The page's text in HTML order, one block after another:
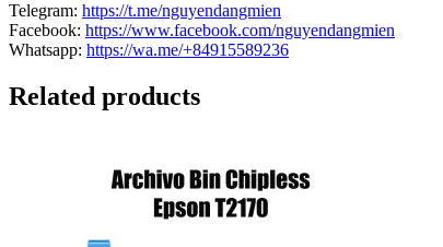
Telegram: https://t.me/nguyendangmien
Facebook: https://www.facebook.com/nguyendangmien
Whatsapp: https://wa.me/+84915589236
Related products